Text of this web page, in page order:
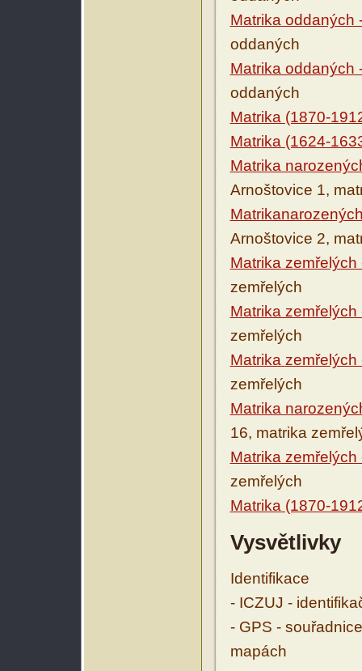
Matrika oddaných
oddaných
Matrika oddaných
oddaných
Matrika (1870-
Matrika (1624-
Matrika
Arnoštovice 1,
Arnoštovice 2,
Matrika
zemřelých
Matrika
zemřelých
Matrika
zemřelých
Matrika
16, matrika
Matrika
zemřelých
Matrika (1870-
Vysvětlivky
Identifikace
- ICZUJ -
- GPS -
mapách